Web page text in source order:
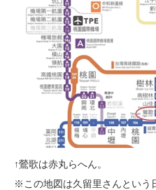
↑鶯歌は赤丸らへん。
※この地図は久留里さんという